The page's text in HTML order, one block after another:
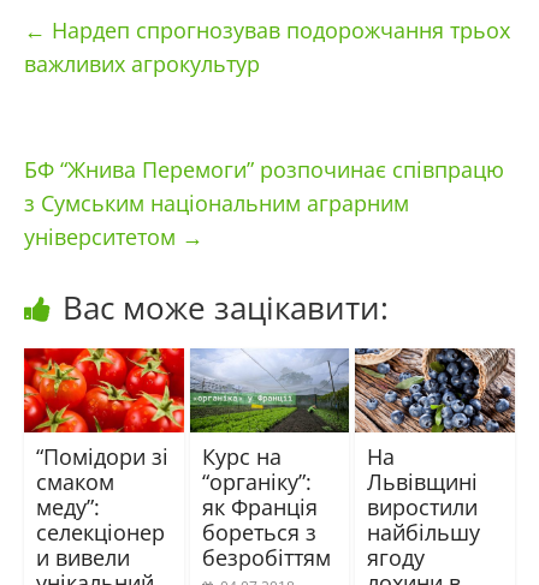
← Нардеп спрогнозував подорожчання трьох
важливих агрокультур
БФ “Жнива Перемоги” розпочинає співпрацю
з Сумським національним аграрним
університетом →
Вас може зацікавити:
“Помідори зі
смаком
меду”:
селекціонер
и вивели
Курс на
“органіку”:
як Франція
бореться з
безробіттям
На
Львівщині
виростили
найбільшу
ягоду